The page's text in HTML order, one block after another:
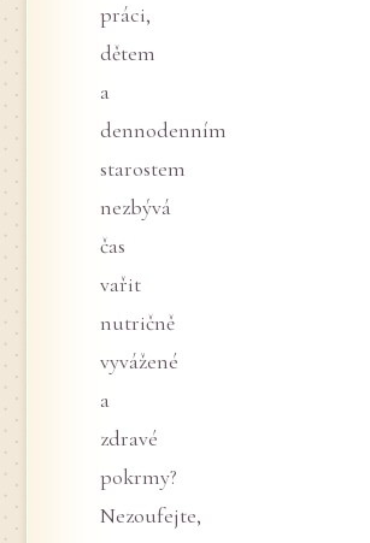
práci,
dětem
a
dennodenním
starostem
nezbývá
čas
vařit
nutričně
vyvážené
a
zdravé
pokrmy?
Nezoufejte,